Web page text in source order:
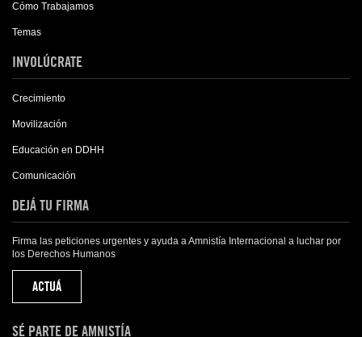
Cómo Trabajamos
Temas
INVOLÚCRATE
Crecimiento
Movilización
Educación en DDHH
Comunicación
DEJÁ TU FIRMA
Firma las peticiones urgentes y ayuda a Amnistía Internacional a luchar por
los Derechos Humanos
ACTUÁ
SÉ PARTE DE AMNISTÍA